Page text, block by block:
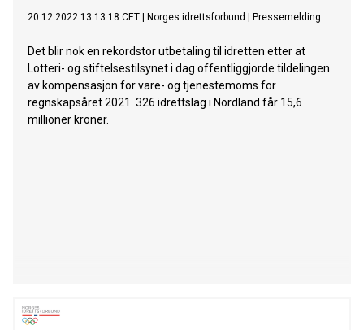
20.12.2022 13:13:18 CET Norges idrettsforbund Pressemelding
Det blir nok en rekordstor utbetaling til idretten etter at
Lotteri- og stiftelsestilsynet i dag offentliggjorde tildelingen
av kompensasjon for vare- og tjenestemoms for
regnskapsåret 2021. 326 idrettslag i Nordland får 15,6
millioner kroner.